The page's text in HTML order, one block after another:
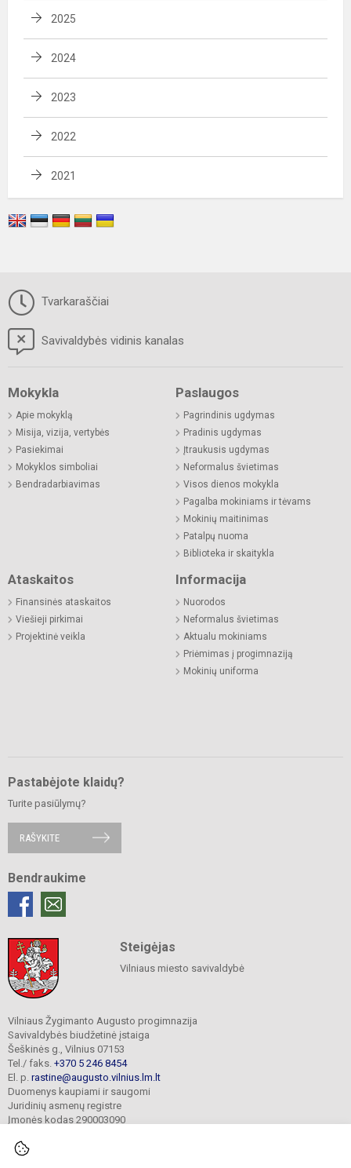
2025
2024
2023
2022
2021
Tvarkaraščiai
Savivaldybės vidinis kanalas
Mokykla
Apie mokyklą
Misija, vizija, vertybės
Pasiekimai
Mokyklos simboliai
Bendradarbiavimas
Paslaugos
Pagrindinis ugdymas
Pradinis ugdymas
Įtraukusis ugdymas
Neformalus švietimas
Visos dienos mokykla
Pagalba mokiniams ir tėvams
Mokinių maitinimas
Patalpų nuoma
Biblioteka ir skaitykla
Ataskaitos
Finansinės ataskaitos
Viešieji pirkimai
Projektinė veikla
Informacija
Nuorodos
Neformalus švietimas
Aktualu mokiniams
Priėmimas į progimnaziją
Mokinių uniforma
Pastabėjote klaidų?
Turite pasiūlymų?
RAŠYKITE
Bendraukime
Steigėjas
Vilniaus miesto savivaldybė
Vilniaus Žygimanto Augusto progimnazija
Savivaldybės biudžetinė įstaiga
Šeškinės g., Vilnius 07153
Tel./ faks. +370 5 246 8454
El. p. rastine@augusto.vilnius.lm.lt
Duomenys kaupiami ir saugomi
Juridinių asmenų registre
Įmonės kodas 290003090